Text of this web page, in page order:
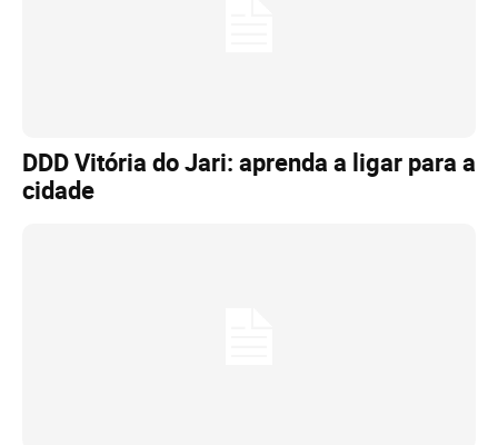
DDD Vitória do Jari: aprenda a ligar para a
cidade